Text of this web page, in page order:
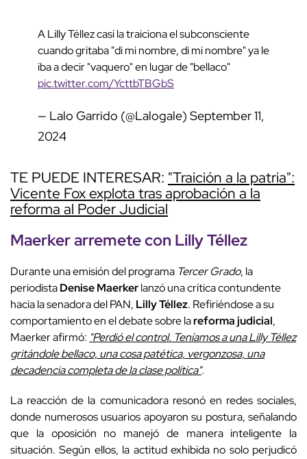
A Lilly Téllez casi la traiciona el subconsciente
cuando gritaba "di mi nombre, di mi nombre" ya le
iba a decir "vaquero" en lugar de "bellaco"
pic.twitter.com/YcttbTBGbS
— Lalo Garrido (@Lalogale) September 11,
2024
TE PUEDE INTERESAR: "Traición a la patria":
Vicente Fox explota tras aprobación a la
reforma al Poder Judicial
Maerker arremete con Lilly Téllez
Durante una emisión del programa Tercer Grado, la
periodistaDenise Maerkerlanzó una crítica contundente
hacia la senadora del PAN, Lilly Téllez. Refiriéndose a su
comportamiento en el debate sobre lareforma judicial,
Maerker afirmó: "Perdió el control. Teníamos a una Lilly Téllez
gritándole bellaco, una cosa patética, vergonzosa, una
decadencia completa de la clase política".
La reacción de la comunicadora resonó en redes sociales,
donde numerosos usuarios apoyaron su postura, señalando
que la oposición no manejó de manera inteligente la
situación. Según ellos, la actitud exhibida no solo perjudicó